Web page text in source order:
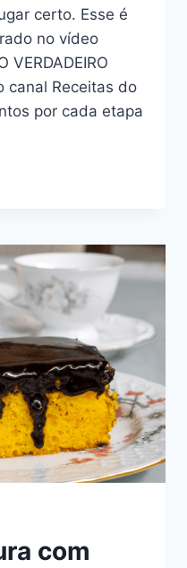
certo. Esse é
no vídeo
VERDADEIRO
canal Receitas do
por cada etapa
com